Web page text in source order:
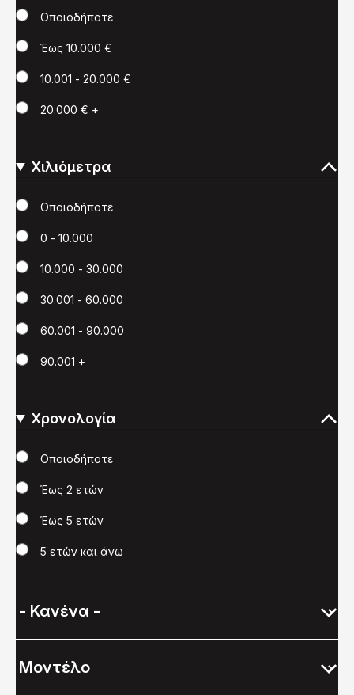
ΤιμήΟποιοδήποτε
Έως 10.000 €
10.001 - 20.000 €
20.000 € +
Χιλιόμετρα
Χιλιόμετρα
Οποιοδήποτε
0 - 10.000
10.000 - 30.000
30.001 - 60.000
60.001 - 90.000
90.001 +
Χρονολογία
Χρονολογία
Οποιοδήποτε
Έως 2 ετών
Έως 5 ετών
5 ετών και άνω